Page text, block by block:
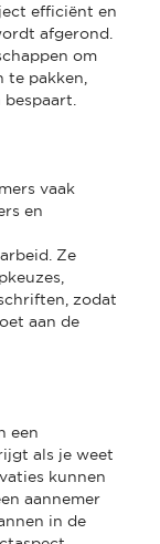
efficiënt en
afgerond.
om
te pakken,
vaak
en
Ze
zodat
aan de
een
als je weet
kunnen
aannemer
in de